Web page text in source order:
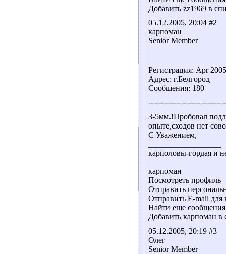
Добавить zz1969 в
05.12.2005, 20:04 #2
карпоман
Senior Member
Регистрация: Apr 2005
Адрес: г.Белгород
Сообщения: 180
3-5мм.!Пробовал
опыте,сходов нет
С Уважением,
карполовы-гордая и
карпоман
Посмотреть профиль
Отправить
Отправить E-mail для
Найти еще
Добавить карпоман в
05.12.2005, 20:19 #3
Олег
Senior Member